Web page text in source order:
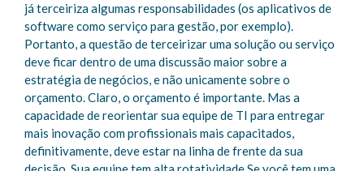
já terceiriza algumas responsabilidades (os aplicativos de
software como serviço para gestão, por exemplo).
Portanto, a questão de terceirizar uma solução ou serviço
deve ficar dentro de uma discussão maior sobre a
estratégia de negócios, e não unicamente sobre o
orçamento. Claro, o orçamento é importante. Mas a
capacidade de reorientar sua equipe de TI para entregar
mais inovação com profissionais mais capacitados,
definitivamente, deve estar na linha de frente da sua